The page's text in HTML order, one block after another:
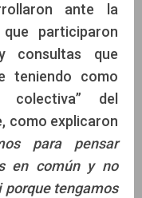
ante la
participaron
consultas que
teniendo como
colectiva” del
como explicaron
para pensar
en común y no
porque tengamos